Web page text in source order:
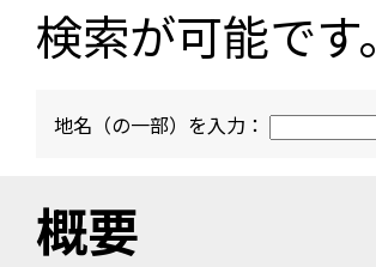
検索が可能です。
地名（の一部）を入力：
概要